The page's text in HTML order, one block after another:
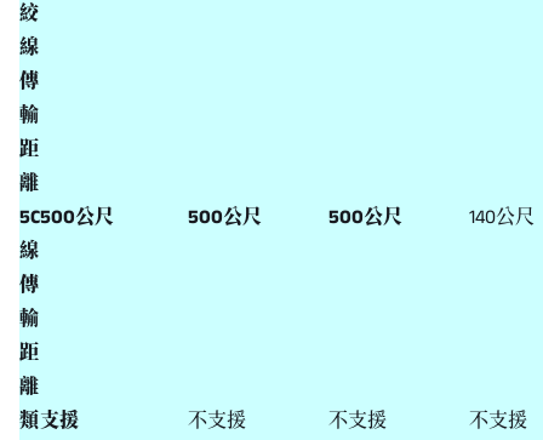
絞
線
傳
輸
距
離
5C
線
傳
輸
距
離
500公尺 500公尺 500公尺 140公尺
類支援 不支援 不支援 不支援